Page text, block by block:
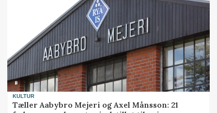
KULTUR
Tæller Aabybro Mejeri og Axel Månsson: 21